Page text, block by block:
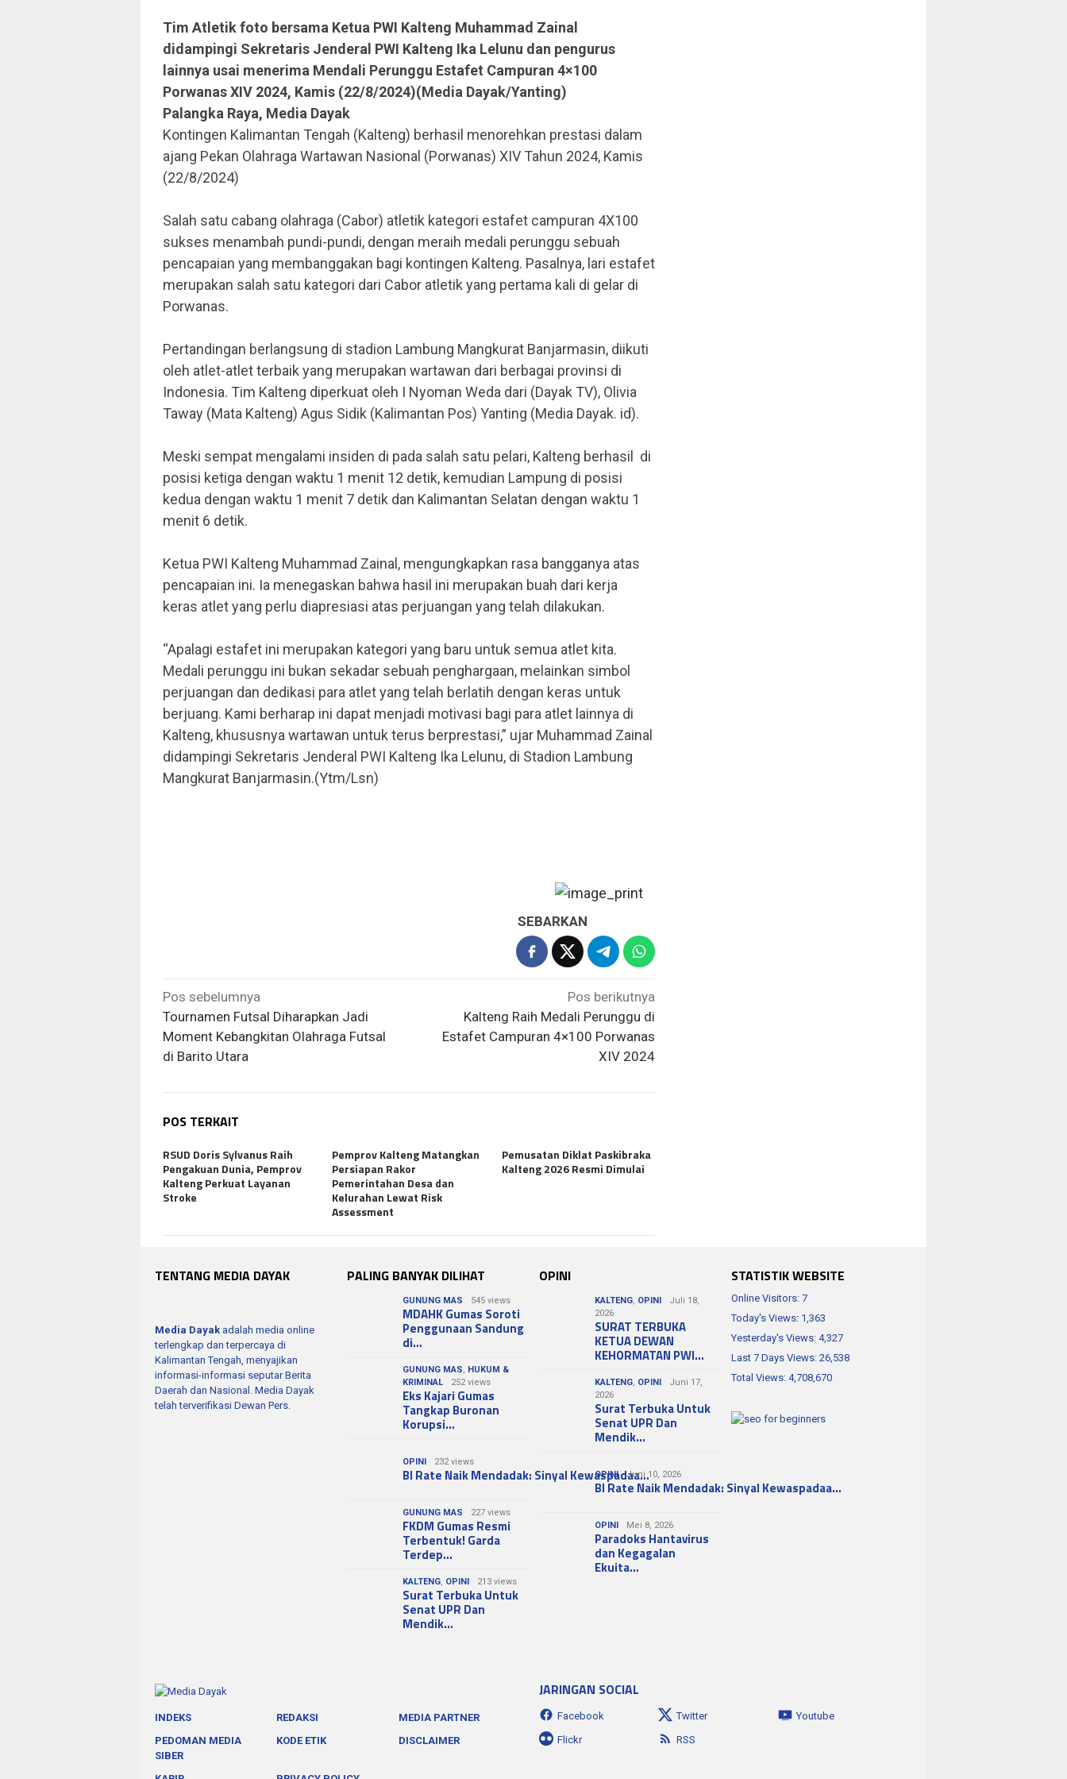
Tim Atletik foto bersama Ketua PWI Kalteng Muhammad Zainal
didampingi Sekretaris Jenderal PWI Kalteng Ika Lelunu dan pengurus
lainnya usai menerima Mendali Perunggu Estafet Campuran 4×100
Porwanas XIV 2024, Kamis (22/8/2024)(Media Dayak/Yanting)
Palangka Raya, Media Dayak
Kontingen Kalimantan Tengah (Kalteng) berhasil menorehkan prestasi dalam
ajang Pekan Olahraga Wartawan Nasional (Porwanas) XIV Tahun 2024, Kamis
(22/8/2024)
Salah satu cabang olahraga (Cabor) atletik kategori estafet campuran 4X100
sukses menambah pundi-pundi, dengan meraih medali perunggu sebuah
pencapaian yang membanggakan bagi kontingen Kalteng. Pasalnya, lari estafet
merupakan salah satu kategori dari Cabor atletik yang pertama kali di gelar di
Porwanas.
Pertandingan berlangsung di stadion Lambung Mangkurat Banjarmasin, diikuti
oleh atlet-atlet terbaik yang merupakan wartawan dari berbagai provinsi di
Indonesia. Tim Kalteng diperkuat oleh I Nyoman Weda dari (Dayak TV), Olivia
Taway (Mata Kalteng) Agus Sidik (Kalimantan Pos) Yanting (Media Dayak. id).
Meski sempat mengalami insiden di pada salah satu pelari, Kalteng berhasil di
posisi ketiga dengan waktu 1 menit 12 detik, kemudian Lampung di posisi
kedua dengan waktu 1 menit 7 detik dan Kalimantan Selatan dengan waktu 1
menit 6 detik.
Ketua PWI Kalteng Muhammad Zainal, mengungkapkan rasa bangganya atas
pencapaian ini. Ia menegaskan bahwa hasil ini merupakan buah dari kerja
keras atlet yang perlu diapresiasi atas perjuangan yang telah dilakukan.
“Apalagi estafet ini merupakan kategori yang baru untuk semua atlet kita.
Medali perunggu ini bukan sekadar sebuah penghargaan, melainkan simbol
perjuangan dan dedikasi para atlet yang telah berlatih dengan keras untuk
berjuang. Kami berharap ini dapat menjadi motivasi bagi para atlet lainnya di
Kalteng, khususnya wartawan untuk terus berprestasi,” ujar Muhammad Zainal
didampingi Sekretaris Jenderal PWI Kalteng Ika Lelunu, di Stadion Lambung
Mangkurat Banjarmasin.(Ytm/Lsn)
SEBARKAN
Navigasi
pos
Pos sebelumnya
Tournamen Futsal Diharapkan Jadi
Moment Kebangkitan Olahraga Futsal
di Barito Utara
Pos berikutnya
Kalteng Raih Medali Perunggu di
Estafet Campuran 4×100 Porwanas
XIV 2024
POS TERKAIT
RSUD Doris Sylvanus Raih
Pengakuan Dunia, Pemprov
Kalteng Perkuat Layanan
Stroke
Pemprov Kalteng Matangkan
Persiapan Rakor
Pemerintahan Desa dan
Kelurahan Lewat Risk
Assessment
Pemusatan Diklat Paskibraka
Kalteng 2026 Resmi Dimulai
TENTANG MEDIA DAYAK
Media Dayak adalah media online
terlengkap dan terpercaya di
Kalimantan Tengah, menyajikan
informasi-informasi seputar Berita
Daerah dan Nasional. Media Dayak
telah terverifikasi Dewan Pers.
PALING BANYAK DILIHAT
GUNUNG MAS 545 views
MDAHK Gumas Soroti
Penggunaan Sandung
di…
GUNUNG MAS, HUKUM &
KRIMINAL
252 views
Eks Kajari Gumas
Tangkap Buronan
Korupsi…
OPINI 232 views
BI Rate Naik Mendadak: Sinyal Kewaspadaa…
GUNUNG MAS 227 views
FKDM Gumas Resmi
Terbentuk! Garda
Terdep…
KALTENG, OPINI 213 views
Surat Terbuka Untuk
Senat UPR Dan
Mendik…
OPINI
KALTENG, OPINI
Juli 18,
2026
SURAT TERBUKA
KETUA DEWAN
KEHORMATAN PWI…
KALTENG, OPINI
Juni 17,
2026
Surat Terbuka Untuk
Senat UPR Dan
Mendik…
OPINI Juni 10, 2026
BI Rate Naik Mendadak: Sinyal Kewaspadaa…
OPINI Mei 8, 2026
Paradoks Hantavirus
dan Kegagalan
Ekuita…
STATISTIK WEBSITE
Online Visitors: 7
Today's Views: 1,363
Yesterday's Views: 4,327
Last 7 Days Views: 26,538
Total Views: 4,708,670
INDEKS REDAKSI
MEDIA PARTNER
PEDOMAN MEDIA
SIBER
KODE ETIK DISCLAIMER
JARINGAN SOCIAL
Facebook Twitter
Youtube
Flickr
RSS